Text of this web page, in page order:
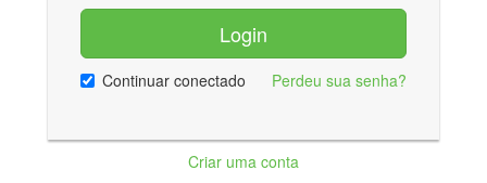
Login
Continuar conectado Perdeu sua senha?
Criar uma conta